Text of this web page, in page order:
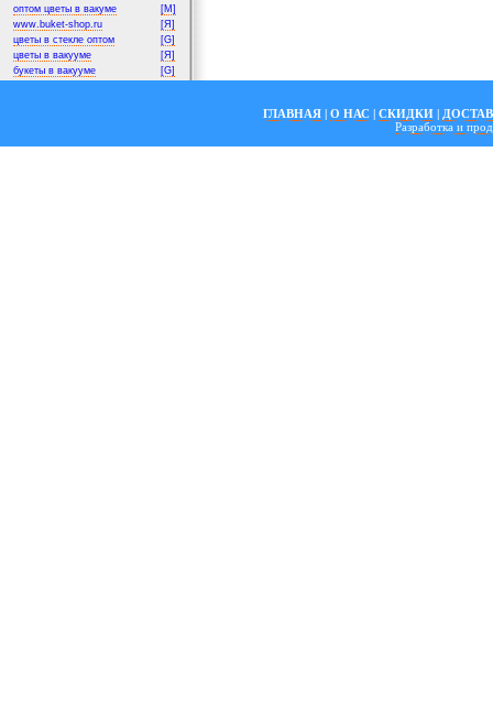
оптом цветы в вакуме
[M]
www.buket-shop.ru
[Я]
цветы в стекле оптом
[G]
цветы в вакууме
[Я]
букеты в вакууме
[G]
ГЛАВНАЯ | О НАС | СКИДКИ |
Разработка и